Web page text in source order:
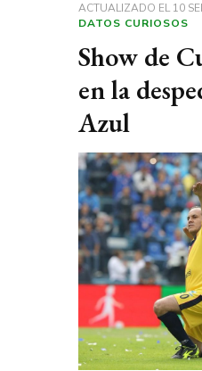
ACTUALIZADO EL10
DATOS CURIOSOS
Show de
en la
Azul